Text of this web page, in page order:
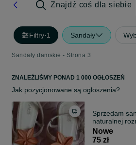
Znajdź coś dla siebie
Filtry·1 Sandały
Sandały damskie - Strona 3
ZNALEŹLIŚMY PONAD 1 000 OGŁOSZEŃ
Jak pozycjonowane są ogłoszenia?
Sprzedam
naturalnej
Nowe
75 zł